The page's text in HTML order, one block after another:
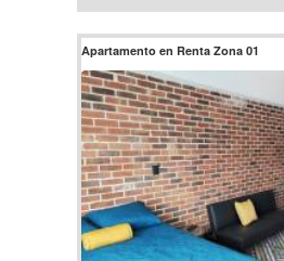
Apartamento en Renta Zona 01